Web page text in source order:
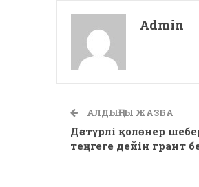
Admin
АЛДЫҢҒЫ ЖАЗБА
Дәстүрлі қолөнер
теңгеге дейін грант